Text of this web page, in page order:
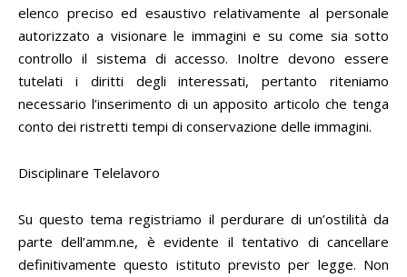
elenco preciso ed esaustivo relativamente al personale
autorizzato a visionare le immagini e su come sia sotto
controllo il sistema di accesso. Inoltre devono essere
tutelati i diritti degli interessati, pertanto riteniamo
necessario l’inserimento di un apposito articolo che tenga
conto dei ristretti tempi di conservazione delle immagini.
Disciplinare Telelavoro
Su questo tema registriamo il perdurare di un’ostilità da
parte dell’amm.ne, è evidente il tentativo di cancellare
definitivamente questo istituto previsto per legge. Non